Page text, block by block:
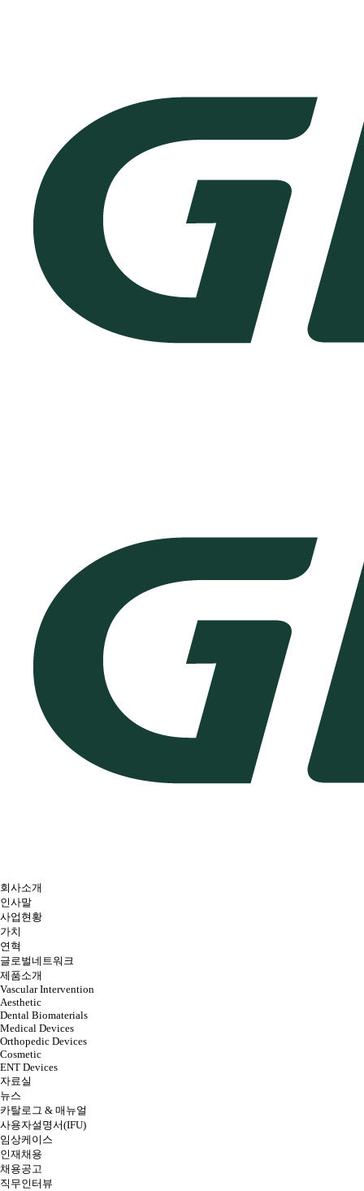
회사소개
인사말
사업현황
가치
연혁
글로벌네트워크
제품소개
Vascular Intervention
Aesthetic
Dental Biomaterials
Medical Devices
Orthopedic Devices
Cosmetic
ENT Devices
자료실
뉴스
카탈로그 & 매뉴얼
사용자설명서(IFU)
임상케이스
인재채용
채용공고
직무인터뷰